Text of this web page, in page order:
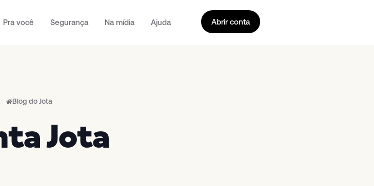
Pra você Segurança Na mídia Ajuda Abrir conta
Blog do Jota
Jota